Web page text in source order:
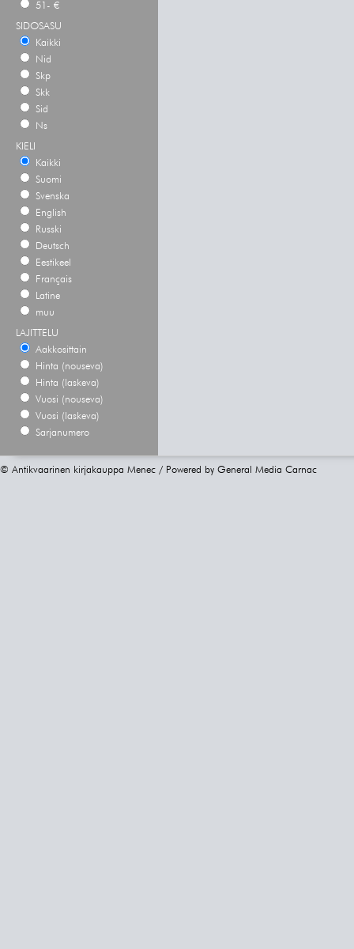
51- €
SIDOSASU
Kaikki
Nid
Skp
Skk
Sid
Ns
KIELI
Kaikki
Suomi
Svenska
English
Russki
Deutsch
Eestikeel
Français
Latine
muu
LAJITTELU
Aakkosittain
Hinta (nouseva)
Hinta (laskeva)
Vuosi (nouseva)
Vuosi (laskeva)
Sarjanumero
© Antikvaarinen kirjakauppa Menec / Powered by General Media Carnac